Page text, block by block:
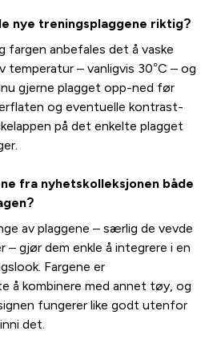
nye treningsplaggene riktig?
fargen anbefales det å vaske
temperatur – vanligvis 30°C – og
gjerne plagget opp-ned før
og eventuelle kontrast-
på det enkelte plagget
fra nyhetskolleksjonen både
av plaggene – særlig de vevde
– gjør dem enkle å integrere i en
Fargene er
å kombinere med annet tøy, og
fungerer like godt utenfor
det.